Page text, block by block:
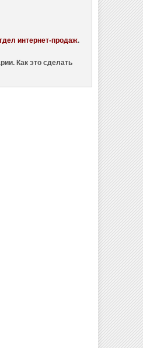
интернет-продаж.
Как это сделать